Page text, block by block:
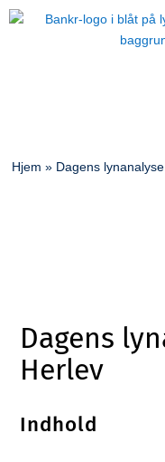
Hjem » Dagens
Dagens
Herlev
Indhold